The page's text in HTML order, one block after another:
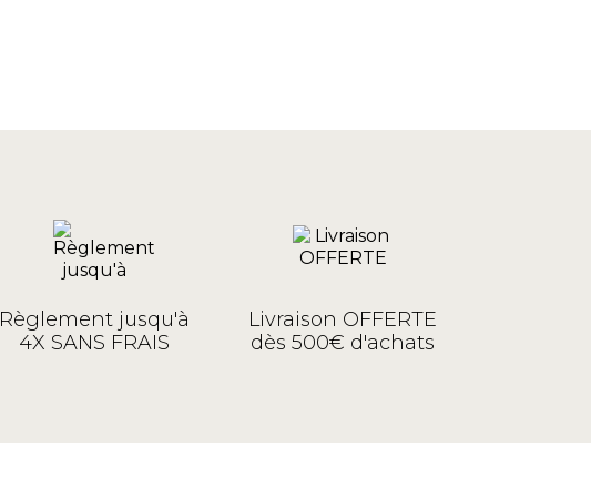
Règlement jusqu'à
4X SANS FRAIS
Livraison OFFERTE
dès 500€ d'achats